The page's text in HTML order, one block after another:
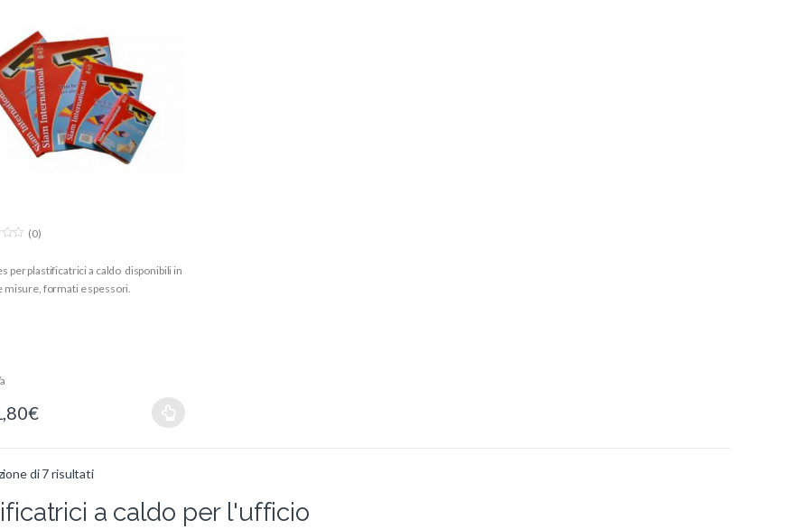
(0)
per plastificatrici a caldo disponibili in
misure, formati e spessori.
€
di 7 risultati
a caldo per l'ufficio